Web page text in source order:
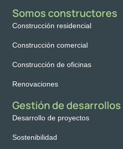
Somos constructores
Construcción residencial
Construcción comercial
Construcción de oficinas
Renovaciones
Gestión de desarrollos
Desarrollo de proyectos
Sostenibilidad